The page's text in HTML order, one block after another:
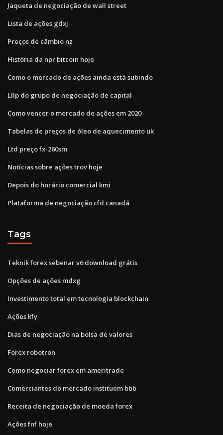
Jaqueta de negociação de wall street
Lista de ações gdxj
Preços de câmbio nz
História da npr bitcoin hoje
Como o mercado de ações ainda está subindo
Lllp do grupo de negociação de capital
Como vencer o mercado de ações em 2020
Tabelas de preços de óleo de aquecimento uk
Ltd preço fx-260sm
Notícias sobre ações trov hoje
Depois do horário comercial kmi
Plataforma de negociação cfd canadá
Tags
Teknik forex sebenar v6 download grátis
Opções de ações mdxg
Investimento total em tecnologia blockchain
Ações kfy
Dias de negociação na bolsa de valores
Forex robotron
Como negociar forex em ameritrade
Comerciantes do mercado instituem bbb
Receita de negociação de moeda forex
Ações fnf hoje